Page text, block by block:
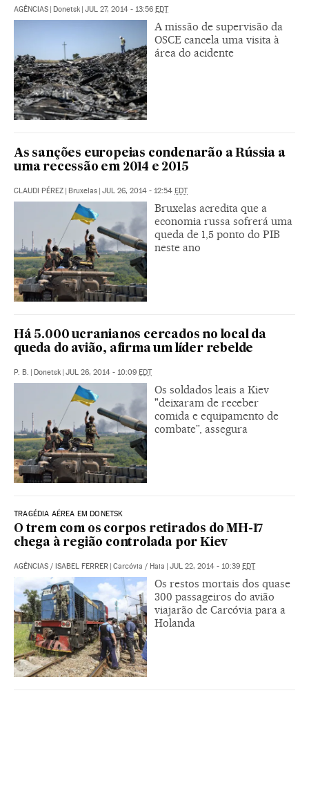
AGÊNCIAS Donetsk JUL 27, 2014 - 13:56 EDT
A missão de supervisão da
OSCE cancela uma visita à
área do acidente
As sanções europeias condenarão a Rússia a
uma recessão em 2014 e 2015
CLAUDI PÉREZ | Bruxelas | JUL 26, 2014 - 12:54 EDT
Bruxelas acredita que a
economia russa sofrerá uma
queda de 1,5 ponto do PIB
neste ano
Há 5.000 ucranianos cercados no local da
queda do avião, afirma um líder rebelde
P. B. | Donetsk | JUL 26, 2014 - 10:09 EDT
Os soldados leais a Kiev
"deixaram de receber
comida e equipamento de
combate”, assegura
TRAGÉDIA AÉREA EM DONETSK
O trem com os corpos retirados do MH-17
chega à região controlada por Kiev
AGÊNCIAS / ISABEL FERRER | Carcóvia / Haia | JUL 22, 2014 - 10:39 EDT
Os restos mortais dos quase
300 passageiros do avião
viajarão de Carcóvia para a
Holanda